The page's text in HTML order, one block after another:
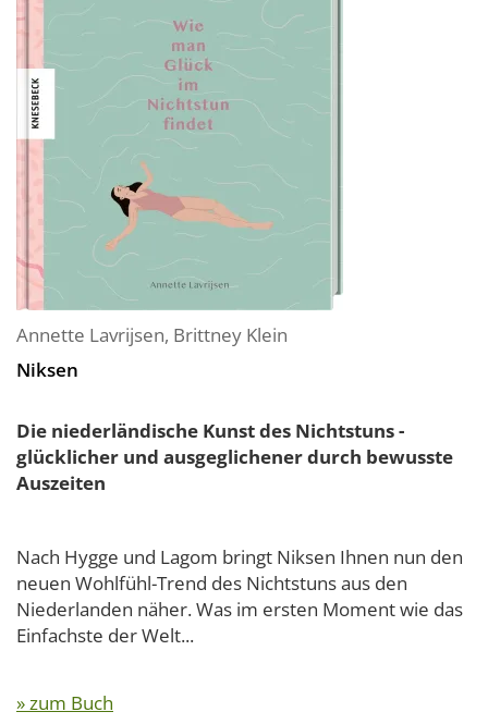
Annette Lavrijsen, Brittney Klein
Niksen
Die niederländische Kunst des Nichtstuns -
glücklicher und ausgeglichener durch bewusste
Auszeiten
Nach Hygge und Lagom bringt Niksen Ihnen nun den
neuen Wohlfühl-Trend des Nichtstuns aus den
Niederlanden näher. Was im ersten Moment wie das
Einfachste der Welt...
» zum Buch